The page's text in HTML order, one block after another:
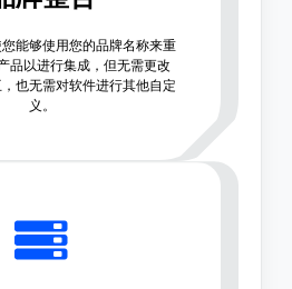
能够使用您的品牌名称来重
品以进行集成，但无需更改
也无需对软件进行其他自定
义。